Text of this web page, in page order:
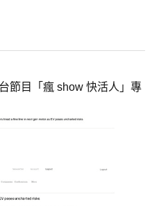
節目「瘋 show 快活人」專